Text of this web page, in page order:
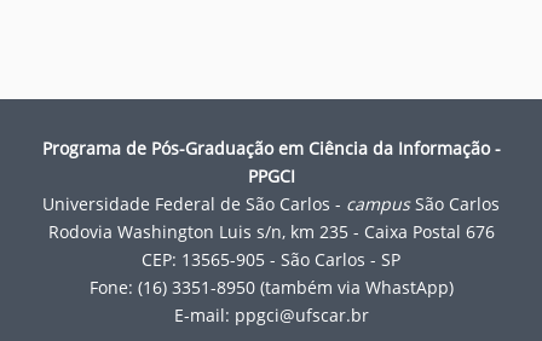
Programa de Pós-Graduação em Ciência da Informação -
PPGCI
Universidade Federal de São Carlos - campusSão Carlos
Rodovia Washington Luis s/n, km 235 - Caixa Postal 676
CEP: 13565-905 - São Carlos - SP
Fone: (16) 3351-8950 (também via WhastApp)
E-mail: ppgci@ufscar.br